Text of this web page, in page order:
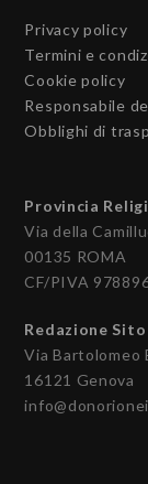
Privacy policy
Termini e
Cookie policy
Responsabile
Obblighi di
Provincia
Via della
00135 ROMA
CF/PIVA
Redazione
Via Bartolomeo
16121 Genova